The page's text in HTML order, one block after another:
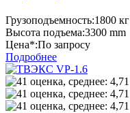
Грузоподъемность:1800 кг
Высота подъема:3300 mm
Цена*:По запросу
Подробнее